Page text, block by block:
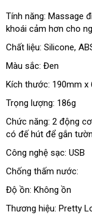
Tính năng: Massage
khoái cảm hơn cho
Chất liệu: Siliconeở
,
Màu sắc: Đen
Kích thước: 190mm x
Trọng lượng: 186g
Chức năng: 2 động
có đế hút bảo
hành
để gắn
Công nghệ sạc: USB
Chống thấm nước:
Độ ồn: Không ồn
Thương hiệu: Pretty